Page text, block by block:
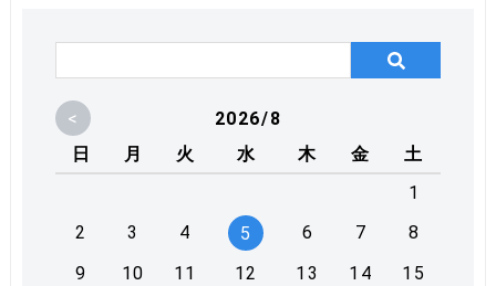
<
2026/8
日
月 火 水 木 金
土
1
2
3 4 5 6 7
8
9
10 11 12 13 14
15